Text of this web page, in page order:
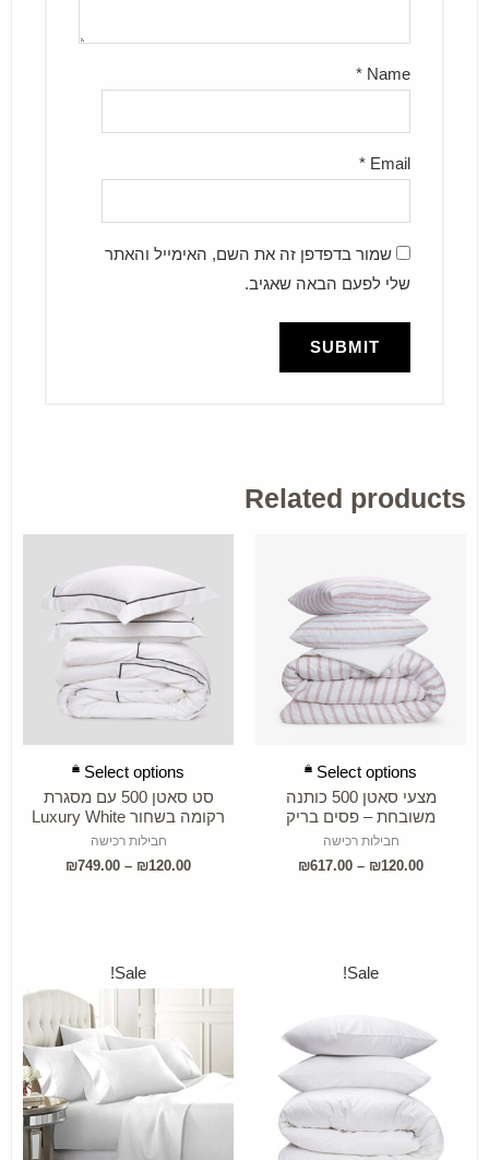
Name
*
Email
*
שמור בדפדפן זה את השם, האימייל והאתר
שלי לפעם הבאה שאגיב.
Related products
Select options
מצעי סאטן 500 כותנה
משובחת – פסים בריק
חבילות רכישה
₪120.00
–
₪617.00
Select options
סט סאטן 500 עם מסגרת
רקומה בשחור Luxury White
חבילות רכישה
₪120.00
–
₪749.00
SELECT OPTIONS
Sale!
Sale!